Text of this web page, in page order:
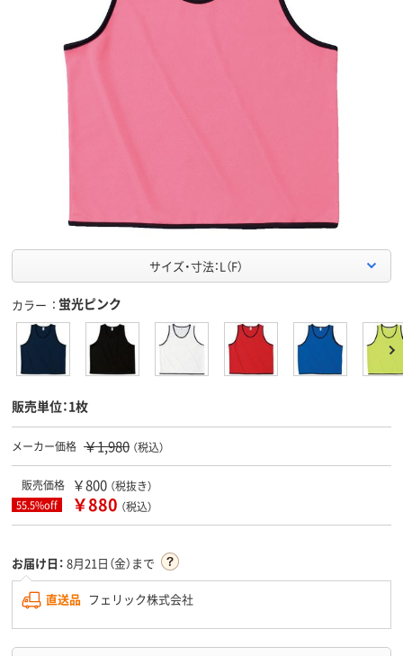
サイズ・寸法：L（F）
カラー 蛍光ピンク
販売単位：1枚
メーカー価格 ￥1,980 （税込）
販売価格 ￥800 （税抜き）
55.5%off ￥880 （税込）
お届け日： 8月21日（金）まで
直送品 フェリック株式会社